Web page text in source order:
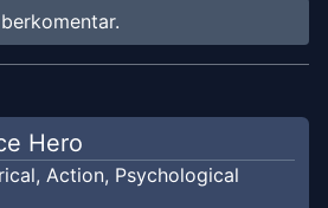
Hero
, Action, Psychological